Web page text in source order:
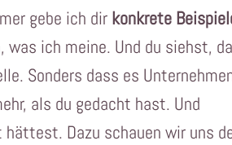
gebe ich dir konkrete
was ich meine. Und du siehst,
Sonders dass es
als du gedacht hast. Und
Dazu schauen wir uns